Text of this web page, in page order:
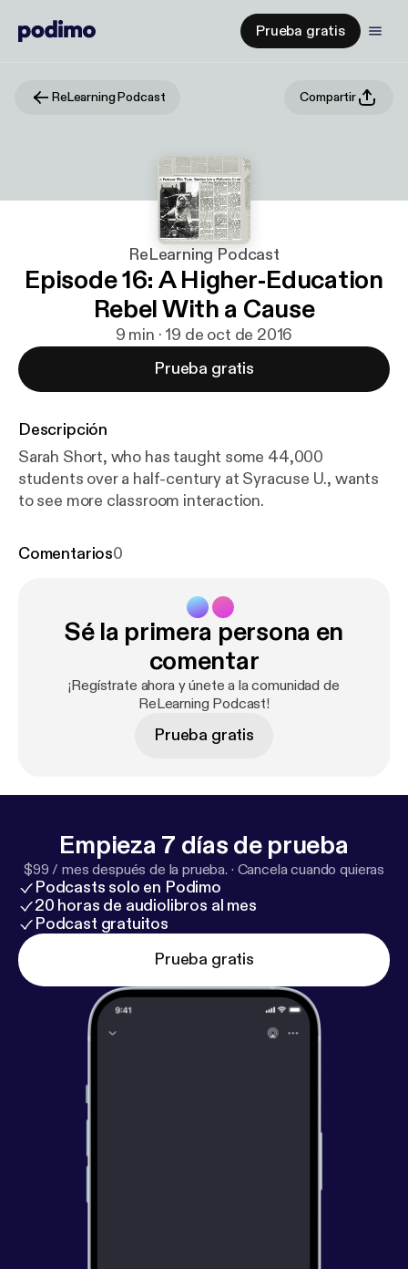
Prueba gratis
ReLearning Podcast Compartir
ReLearning Podcast
Episode 16: A Higher-Education
Rebel With a Cause
9 min · 19 de oct de 2016
Prueba gratis
Descripción
Sarah Short, who has taught some 44,000
students over a half-century at Syracuse U., wants
to see more classroom interaction.
Comentarios0
Sé la primera persona en
comentar
¡Regístrate ahora y únete a la comunidad de
ReLearning Podcast!
Prueba gratis
Empieza 7 días de prueba
$99 / mes después de la prueba. · Cancela cuando quieras
Podcasts solo en Podimo
20 horas de audiolibros al mes
Podcast gratuitos
Prueba gratis